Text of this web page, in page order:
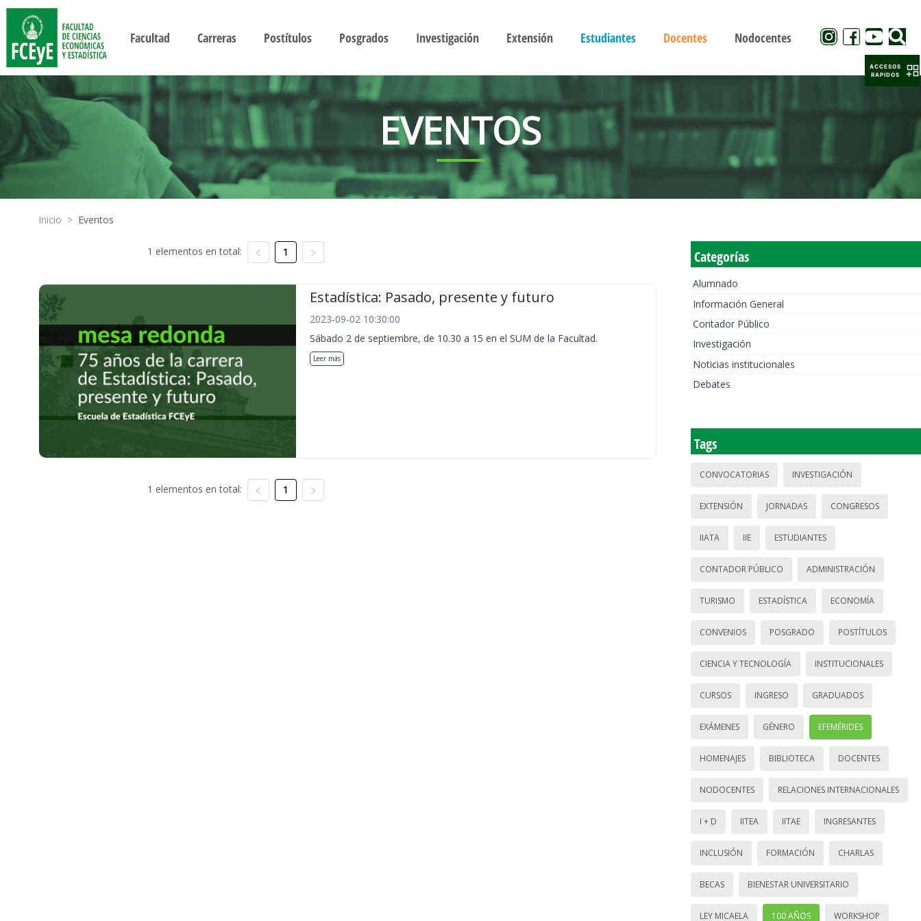
Facultad Carreras Postítulos Posgrados Investigación Extensión Estudiantes Docentes Nodocentes
EVENTOS
Inicio > Eventos
1 elementos en total: 1
Estadística: Pasado, presente y futuro
2023-09-02 10:30:00
Sábado 2 de septiembre, de 10.30 a 15 en el SUM de la Facultad.
Leer más
1 elementos en total: 1
Categorías
Alumnado
Información General
Contador Público
Investigación
Noticias institucionales
Debates
Tags
CONVOCATORIAS INVESTIGACIÓN
EXTENSIÓN JORNADAS CONGRESOS
IIATA IIE ESTUDIANTES
CONTADOR PÚBLICO ADMINISTRACIÓN
TURISMO ESTADÍSTICA ECONOMÍA
CONVENIOS POSGRADO POSTÍTULOS
CIENCIA Y TECNOLOGÍA INSTITUCIONALES
CURSOS INGRESO GRADUADOS
EXÁMENES GÉNERO EFEMÉRIDES
HOMENAJES BIBLIOTECA DOCENTES
NODOCENTES RELACIONES INTERNACIONALES
I + D IITEA IITAE INGRESANTES
INCLUSIÓN FORMACIÓN CHARLAS
BECAS BIENESTAR UNIVERSITARIO
LEY MICAELA 100 AÑOS WORKSHOP
ACCESOS
RAPIDOS